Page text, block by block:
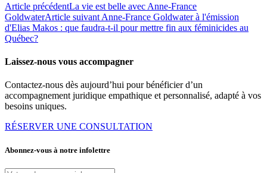
Article précédentLa vie est belle avec Anne-France
GoldwaterArticle suivant Anne-France Goldwater à l'émission
d'Elias Makos : que faudra-t-il pour mettre fin aux féminicides au
Québec?
Laissez-nous vous accompagner
Contactez-nous dès aujourd’hui pour bénéficier d’un
accompagnement juridique empathique et personnalisé, adapté à vos
besoins uniques.
RÉSERVER UNE CONSULTATION
Abonnez-vous à notre infolettre